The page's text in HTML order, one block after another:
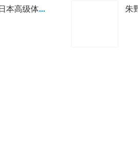
朱野的日本出差日常 50：日本高级体检的视频服务案例